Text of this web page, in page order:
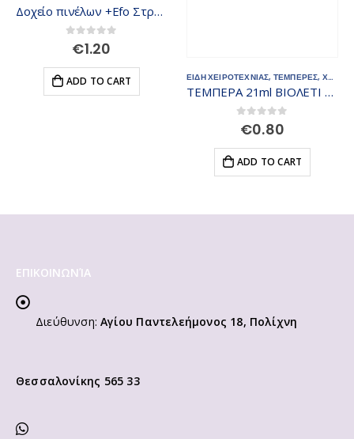
Δοχείο πινέλων +Efo Στρογγυλό 387000
out of 5
€1.20
ADD TO CART ΕΙΔΗ ΧΕΙΡΟΤΕΧΝΙΑΣ, ΤΕΜΠΕΡΕΣ, ΧΡΩΜΑΤΑ
ΤΕΜΠΕΡΑ 21ml ΒΙΟΛΕΤΙ Νο19
out of 5
€0.80
ADD TO CART
ΕΠΙΚΟΙΝΩΝΊΑ
Διεύθυνση: Αγίου Παντελεήμονος 18, Πολίχνη
Θεσσαλονίκης 565 33